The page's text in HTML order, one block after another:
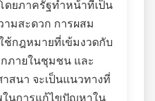
ดยภาครัฐทำหน้าที่เป็น
มสะดวก การผสม
ช้กฎหมายที่เข้มงวดกับ
กภายในชุมชน และ
สนา จะเป็นแนวทางที่
นการแก้ไขปัญหาใน